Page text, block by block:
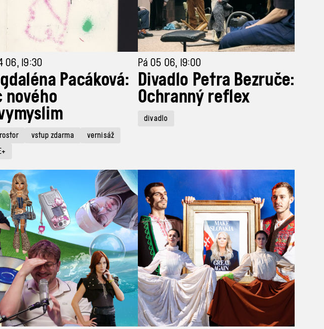
06, 19:30
Pacáková:
nového
vstup zdarma
vernisáž
Pá 05 06, 19:00
Divadlo Petra Bezruče:
Ochranný reflex
divadlo